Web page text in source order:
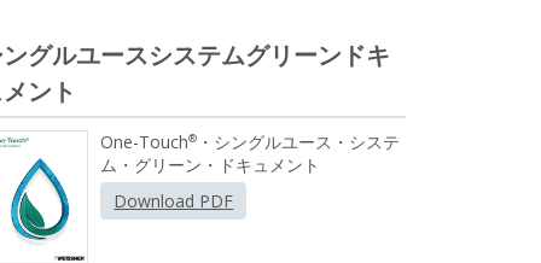
グルユースシステムグリーンドキ
ント
One-Touch® ・シングルユース・システ
ム・グリーン・ドキュメント
Download PDF